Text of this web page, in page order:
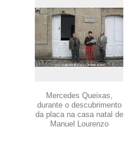
Mercedes Queixas,
durante o descubrimento
da placa na casa natal de
Manuel Lourenzo